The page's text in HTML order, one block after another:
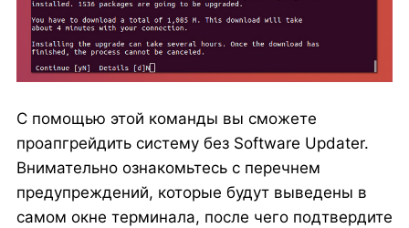
С помощью этой команды вы сможете
проапгрейдить систему без Software Updater.
Внимательно ознакомьтесь с перечнем
предупреждений, которые будут выведены в
самом окне терминала, после чего подтвердите